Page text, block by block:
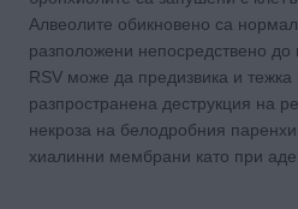
Алвеолите обикновено са
разположени непосредствено до
RSV може да предизвика и
разпространена деструкция на
некроза на белодробния
хиалинни мембрани като при